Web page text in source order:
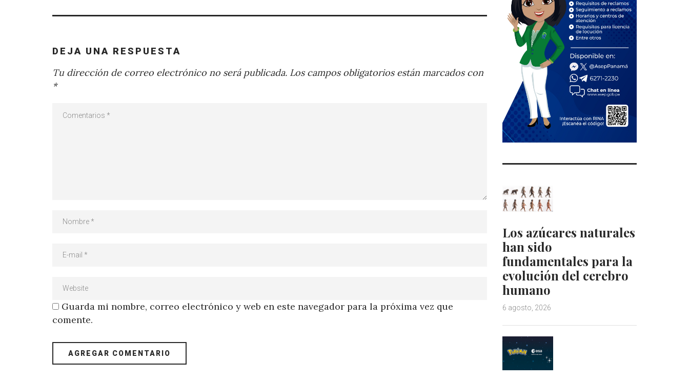
DEJA UNA RESPUESTA
Tu dirección de correo electrónico no será publicada. Los campos obligatorios están marcados con
*
Guarda mi nombre, correo electrónico y web en este navegador para la próxima vez que
comente.
Los azúcares naturales
han sido
fundamentales para la
evolución del cerebro
humano
6 agosto, 2026